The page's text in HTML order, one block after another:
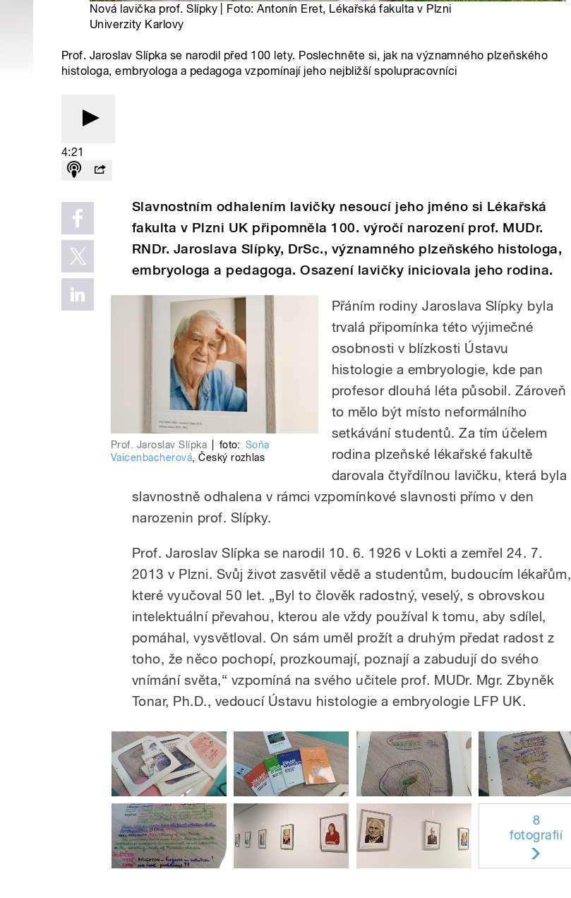
Nová lavička prof. Slípky | Foto: Antonín Eret, Lékařská fakulta v Plzni
Univerzity Karlovy
Prof. Jaroslav Slípka se narodil před 100 lety. Poslechněte si, jak na významného plzeňského
histologa, embryologa a pedagoga vzpomínají jeho nejbližší spolupracovníci
4:21
Slavnostním odhalením lavičky nesoucí jeho jméno si Lékařská
fakulta v Plzni UK připomněla 100. výročí narození prof. MUDr.
RNDr. Jaroslava Slípky, DrSc., významného plzeňského histologa,
embryologa a pedagoga. Osazení lavičky iniciovala jeho rodina.
Prof. Jaroslav Slípka foto: Soňa
Vaicenbacherová,Český rozhlas
Přáním rodiny Jaroslava Slípky byla
trvalá připomínka této výjimečné
osobnosti v blízkosti Ústavu
histologie a embryologie, kde pan
profesor dlouhá léta působil. Zároveň
to mělo být místo neformálního
setkávání studentů. Za tím účelem
rodina plzeňské lékařské fakultě
darovala čtyřdílnou lavičku, která byla
slavnostně odhalena v rámci vzpomínkové slavnosti přímo v den
narozenin prof. Slípky.
Prof. Jaroslav Slípka se narodil 10. 6. 1926 v Lokti a zemřel 24. 7.
2013 v Plzni. Svůj život zasvětil vědě a studentům, budoucím lékařům,
které vyučoval 50 let. „Byl to člověk radostný, veselý, s obrovskou
intelektuální převahou, kterou ale vždy používal k tomu, aby sdílel,
pomáhal, vysvětloval. On sám uměl prožít a druhým předat radost z
toho, že něco pochopí, prozkoumají, poznají a zabudují do svého
vnímání světa,“ vzpomíná na svého učitele prof. MUDr. Mgr. Zbyněk
Tonar, Ph.D., vedoucí Ústavu histologie a embryologie LFP UK.
8
fotografií